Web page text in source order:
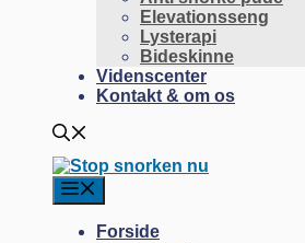
Elevationsseng
Lysterapi
Bideskinne
Videnscenter
Kontakt & om os
Forside